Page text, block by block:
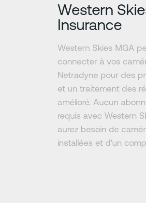
Western
Insurance
Western Skies MGA
connecter à vos
Netradyne pour des
et un traitement des
amélioré. Aucun
requis avec Western
aurez besoin de
installées et d'un